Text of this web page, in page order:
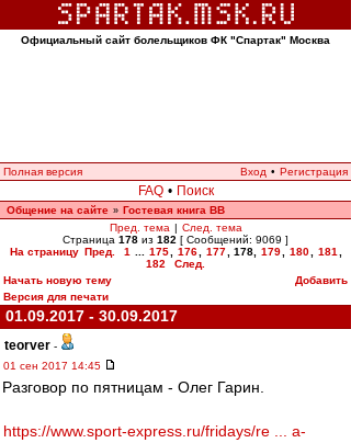
Официальный сайт болельщиков ФК "Спартак" Москва
Полная версия Вход • Регистрация
FAQ • Поиск
Общение на сайте » Гостевая книга ВВ
Пред. тема | След. тема
Страница 178 из 182 [ Сообщений: 9069 ]
На страницу Пред. 1 175 176 177 178 179 180 181
182
След.
Начать новую тему
Добавить
Версия для печати
01.09.2017 - 30.09.2017
teorver -
01 сен 2017 14:45
Разговор по пятницам - Олег Гарин.
https://www.sport-express.ru/fridays/re ... a-